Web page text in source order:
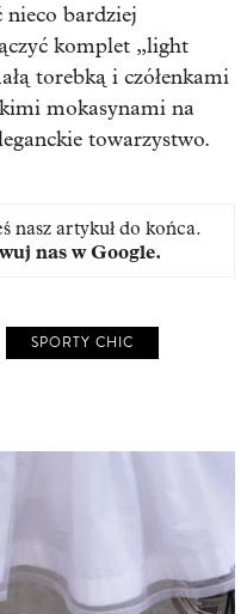
nieco bardziej
komplet „light
torebką i czółenkami
mokasynami na
towarzystwo.
nasz artykuł do końca.
nas w Google.
SPORTY CHIC